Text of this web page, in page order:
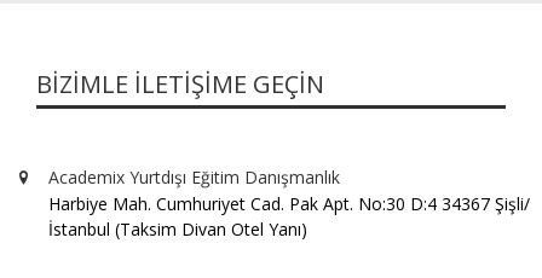
BİZİMLE İLETİŞİME GEÇİN
Academix Yurtdışı Eğitim Danışmanlık
Harbiye Mah. Cumhuriyet Cad. Pak Apt. No:30 D:4 34367 Şişli/
İstanbul (Taksim Divan Otel Yanı)